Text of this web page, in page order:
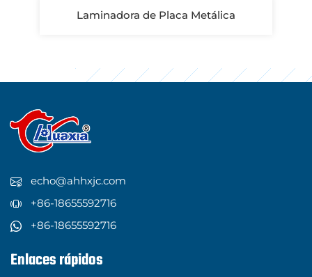
Laminadora de Placa Metálica
echo@ahhxjc.com
+86-18655592716
+86-18655592716
Enlaces rápidos